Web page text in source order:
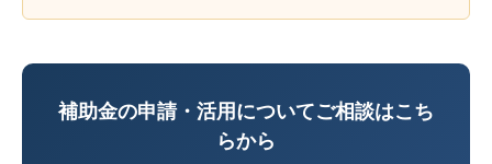
補助金の申請・活用についてご相談はこち
らから